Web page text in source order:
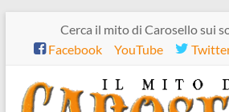
contenuto
Cerca il mito di Carosello sui
Facebook
YouTube